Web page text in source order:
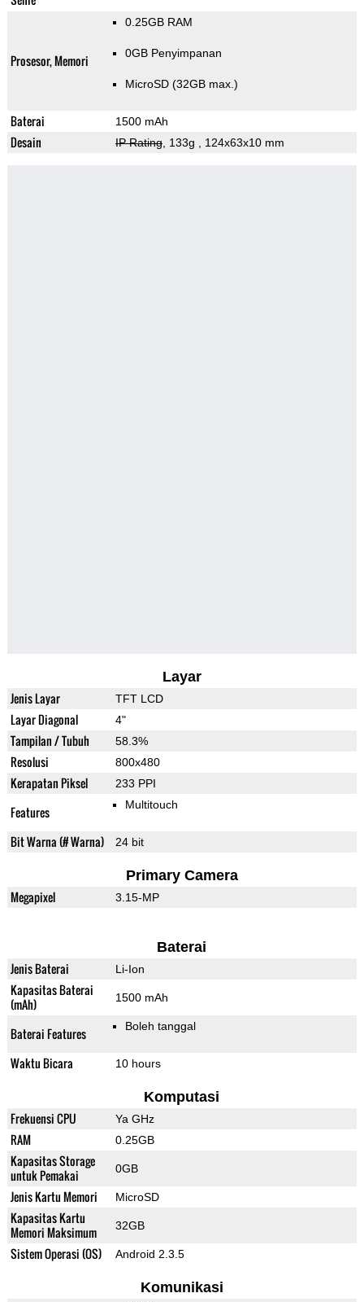
Prosesor, Memori
0.25GB RAM
0GB Penyimpanan
MicroSD (32GB max.)
Baterai 1500 mAh
Desain IP Rating, 133g , 124x63x10 mm
Layar
Jenis Layar TFT LCD
Layar Diagonal 4"
Tampilan / Tubuh 58.3%
Resolusi 800x480
Kerapatan Piksel 233 PPI
Features Multitouch
Bit Warna (# Warna) 24 bit
Primary Camera
Megapixel 3.15-MP
Baterai
Jenis Baterai Li-Ion
Kapasitas Baterai
(mAh)
1500 mAh
Baterai Features Boleh tanggal
Waktu Bicara 10 hours
Komputasi
Frekuensi CPU Ya GHz
RAM 0.25GB
Kapasitas Storage
untuk Pemakai
0GB
Jenis Kartu Memori MicroSD
Kapasitas Kartu
Memori Maksimum
32GB
Sistem Operasi (OS) Android 2.3.5
Komunikasi